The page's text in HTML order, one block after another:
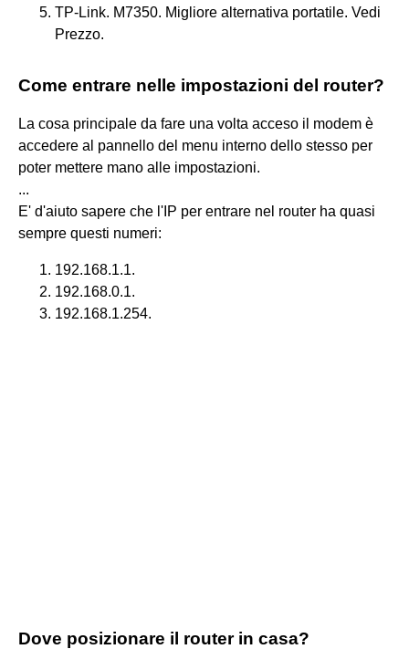
TP-Link. M7350. Migliore alternativa portatile. Vedi
Prezzo.
Come entrare nelle impostazioni del router?
La cosa principale da fare una volta acceso il modem è
accedere al pannello del menu interno dello stesso per
poter mettere mano alle impostazioni.
...
E' d'aiuto sapere che l'IP per entrare nel router ha quasi
sempre questi numeri:
192.168.1.1.
192.168.0.1.
192.168.1.254.
Dove posizionare il router in casa?